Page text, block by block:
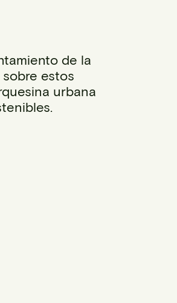
de la
estos
urbana